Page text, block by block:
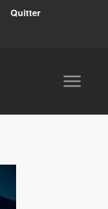
Quitter